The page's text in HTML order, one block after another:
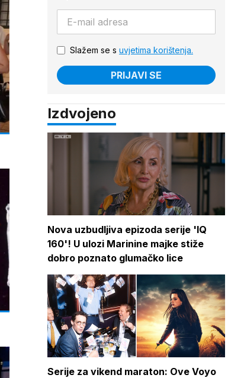
Slažem se s uvjetima korištenja.
PRIJAVI SE
Izdvojeno
Nova uzbudljiva epizoda serije 'IQ
160'! U ulozi Marinine majke stiže
dobro poznato glumačko lice
Serije za vikend maraton: Ove Voyo